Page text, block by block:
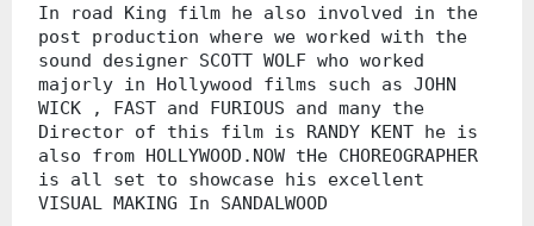
In road King film he also involved in the
post production where we worked with the
sound designer SCOTT WOLF who worked
majorly in Hollywood films such as JOHN
WICK , FAST and FURIOUS and many the
Director of this film is RANDY KENT he is
also from HOLLYWOOD.NOW tHe CHOREOGRAPHER
is all set to showcase his excellent
VISUAL MAKING In SANDALWOOD